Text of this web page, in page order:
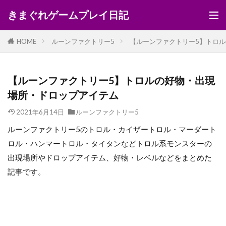
きまぐれゲームプレイ日記
HOME ルーンファクトリー5 【ルーンファクトリー5】トロ
【ルーンファクトリー5】トロルの好物・出現
場所・ドロップアイテム
2021年6月14日 ルーンファクトリー5
ルーンファクトリー5のトロル・カイザートロル・マーダート
ロル・ハンマートロル・タイタンなどトロル系モンスターの
出現場所やドロップアイテム、好物・レベルなどをまとめた
記事です。